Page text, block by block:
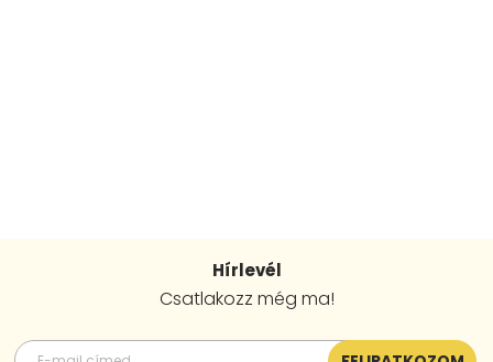
Hírlevél
Csatlakozz még ma!